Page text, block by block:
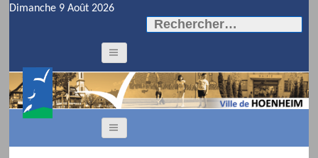
Dimanche 9 Août 2026
Rechercher :